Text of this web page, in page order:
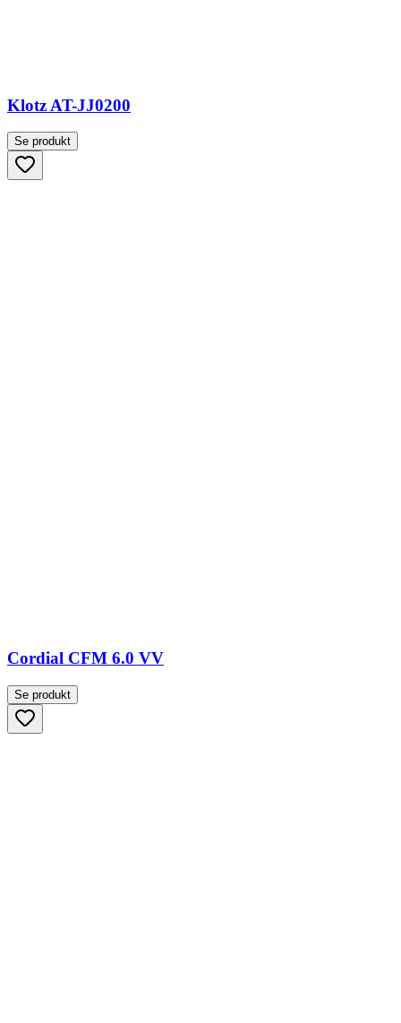
Klotz AT-JJ0200
Se produkt
Cordial CFM 6.0 VV
Se produkt